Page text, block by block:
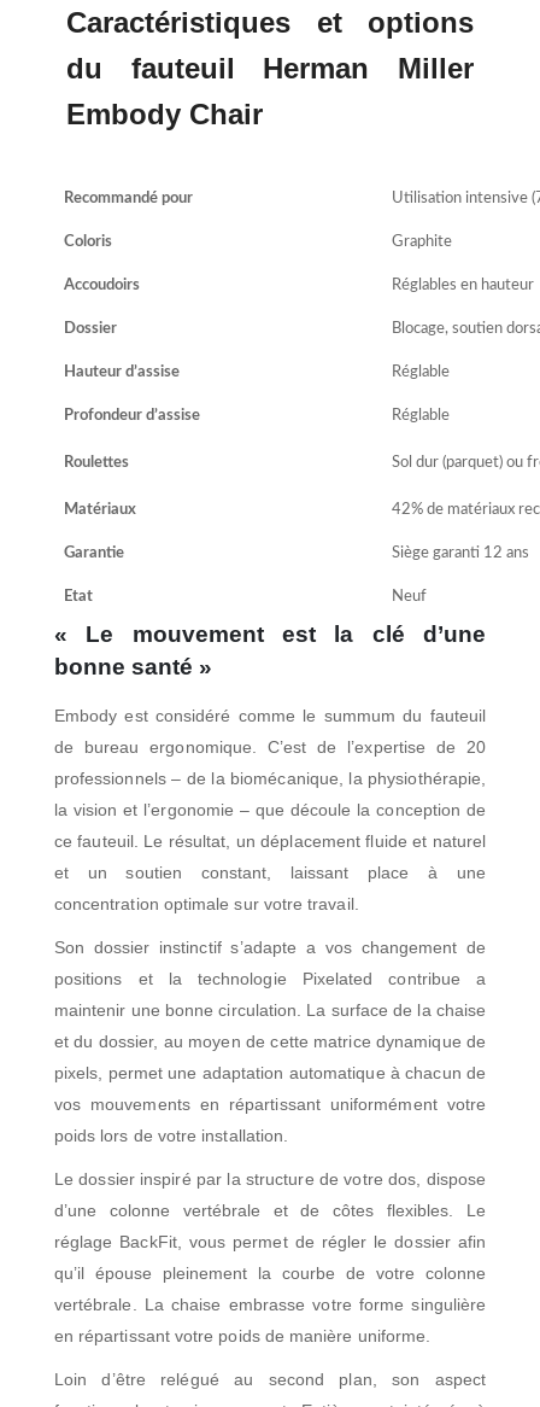
Caractéristiques et options
du fauteuil Herman Miller
Embody Chair
Recommandé pour Utilisation intensive
Coloris Graphite
Accoudoirs Réglables en hauteur
Dossier Blocage, soutien
Hauteur d’assise Réglable
Profondeur d’assise Réglable
Roulettes Sol dur (parquet) ou
Matériaux 42% de matériaux
Garantie Siège garanti 12 ans
Etat Neuf
« Le mouvement est la clé d’une
bonne santé »
Embody est considéré comme le summum du fauteuil
de bureau ergonomique. C’est de l’expertise de 20
professionnels – de la biomécanique, la physiothérapie,
la vision et l’ergonomie – que découle la conception de
ce fauteuil. Le résultat, un déplacement fluide et naturel
et un soutien constant, laissant place à une
concentration optimale sur votre travail.
Son dossier instinctif s’adapte a vos changement de
positions et la technologie Pixelated contribue a
maintenir une bonne circulation. La surface de la chaise
et du dossier, au moyen de cette matrice dynamique de
pixels, permet une adaptation automatique à chacun de
vos mouvements en répartissant uniformément votre
poids lors de votre installation.
Le dossier inspiré par la structure de votre dos, dispose
d’une colonne vertébrale et de côtes flexibles. Le
réglage BackFit, vous permet de régler le dossier afin
qu’il épouse pleinement la courbe de votre colonne
vertébrale. La chaise embrasse votre forme singulière
en répartissant votre poids de manière uniforme.
Loin d’être relégué au second plan, son aspect